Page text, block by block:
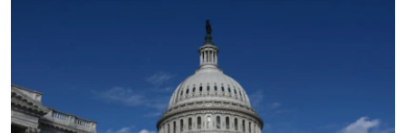
MOJA EVROPA